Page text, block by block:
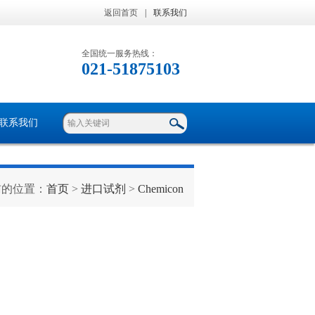
返回首页 联系我们
全国统一服务热线：
021-51875103
系我们
位置： 首页 > 进口试剂 > Chemicon